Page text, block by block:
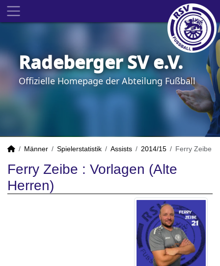
Radeberger SV e.V.
Offizielle Homepage der Abteilung Fußball
Männer Spielerstatistik Assists 2014/15 Ferry Zeibe
Ferry Zeibe : Vorlagen (Alte
Herren)